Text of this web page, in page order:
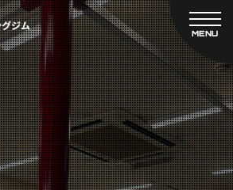
MENU
CLOSE
TOP
新着情報
ご予約
ライベートコース予約
レンタルスタジオ予約
橋ボクシングジムについて
大橋弘政プロフィール
スタッフ紹介
料金案内
設備紹介